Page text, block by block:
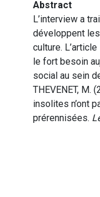
Abstract
L’interview a
développent
culture.
le fort besoin
social au sein
THEVENET, M.
insolites n’ont
prérennisées.